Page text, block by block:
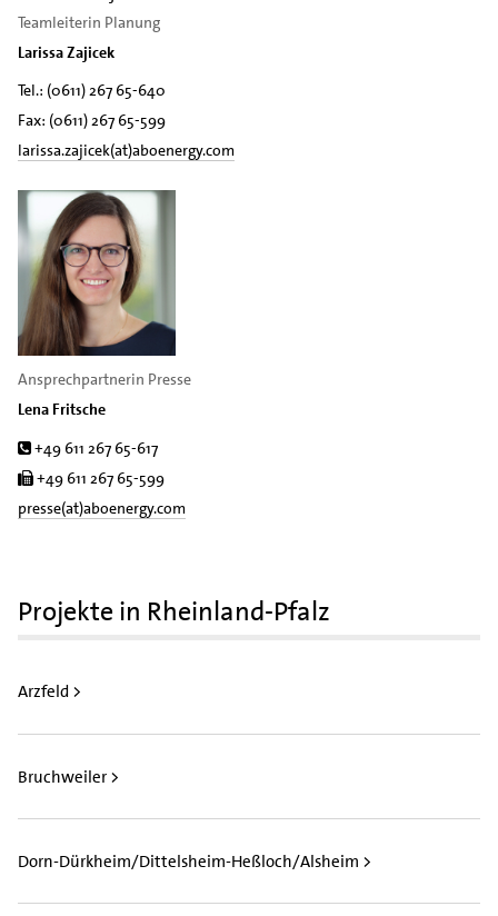
Teamleiterin Planung
Larissa Zajicek
Tel.: (0611) 267 65-640
Fax: (0611) 267 65-599
larissa.zajicek(at)aboenergy.com
Ansprechpartnerin Presse
Lena Fritsche
Tel.
+49 611 267 65-617
Fax
+49 611 267 65-599
presse(at)aboenergy.com
Projekte in Rheinland-Pfalz
Arzfeld >
Bruchweiler >
Dorn-Dürkheim/Dittelsheim-Heßloch/Alsheim >